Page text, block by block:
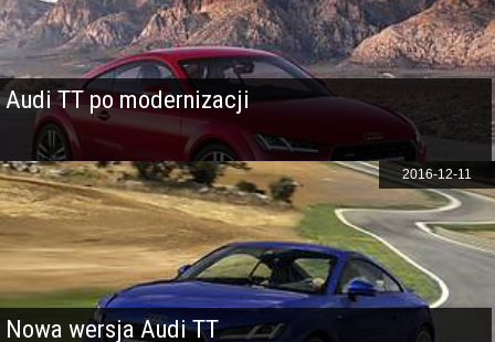
Audi TT po modernizacji
Nowa wersja Audi TT
2016-12-11